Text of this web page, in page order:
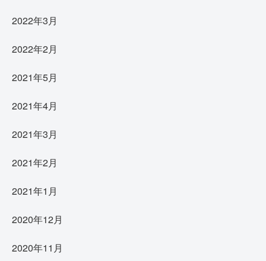
2022年3月
2022年2月
2021年5月
2021年4月
2021年3月
2021年2月
2021年1月
2020年12月
2020年11月